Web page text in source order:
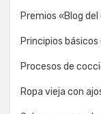
Premios «Blog
Principios
Procesos de
Ropa vieja con